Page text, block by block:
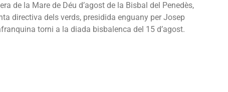
de la Mare de Déu d’agost de la Bisbal del Penedès,
directiva dels verds, presidida enguany per Josep
torni a la diada bisbalenca del 15 d’agost.